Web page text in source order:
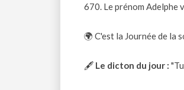
670. Le prénom Adelphe
🌍 C'est la Journée de la
🖋 Le dicton du jour :